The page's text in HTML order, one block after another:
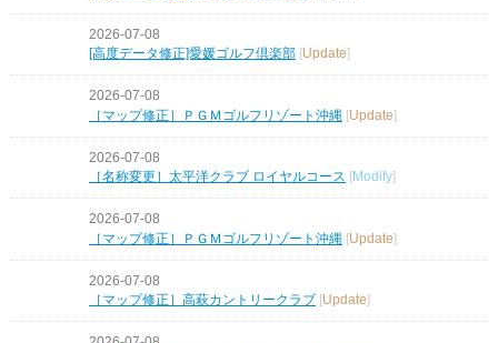
2026-07-08
[高度データ修正]愛媛ゴルフ倶楽部 Update
2026-07-08
［マップ修正］ＰＧＭゴルフリゾート沖縄 [Update]
2026-07-08
［名称変更］太平洋クラブ ロイヤルコース [Modify]
2026-07-08
［マップ修正］ＰＧＭゴルフリゾート沖縄 [Update]
2026-07-08
［マップ修正］高萩カントリークラブ [Update]